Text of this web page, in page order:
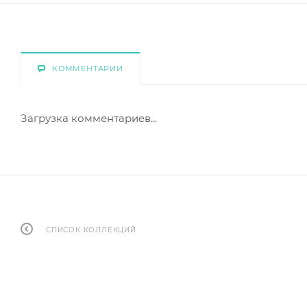
КОММЕНТАРИИ
Загрузка комментариев...
СПИСОК КОЛЛЕКЦИЙ